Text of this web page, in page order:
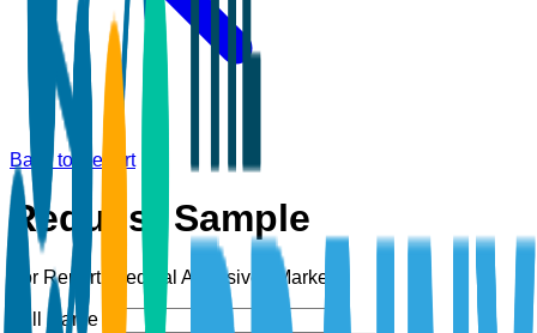
Back to Report
Request Sample
For Report: Medical Adhesives Market
Full Name *